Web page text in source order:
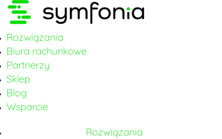
Rozwiązania
Biura rachunkowe
Partnerzy
Sklep
Blog
Wsparcie
Rozwiązania